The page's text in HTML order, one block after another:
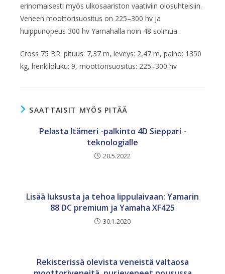
erinomaisesti myös ulkosaariston vaativiin olosuhteisiin.
Veneen moottorisuositus on 225–300 hv ja
huippunopeus 300 hv Yamahalla noin 48 solmua.
Cross 75 BR: pituus: 7,37 m, leveys: 2,47 m, paino: 1350
kg, henkilöluku: 9, moottorisuositus: 225–300 hv
SAATTAISIT MYÖS PITÄÄ
Pelasta Itämeri -palkinto 4D Sieppari -
teknologialle
20.5.2022
Lisää luksusta ja tehoa lippulaivaan: Yamarin
88 DC premium ja Yamaha XF425
30.1.2020
Rekisterissä olevista veneistä valtaosa